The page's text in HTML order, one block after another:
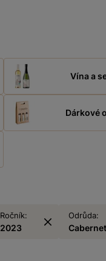
Vína a
Dárkové
Ročník:
2023
Odrůda: